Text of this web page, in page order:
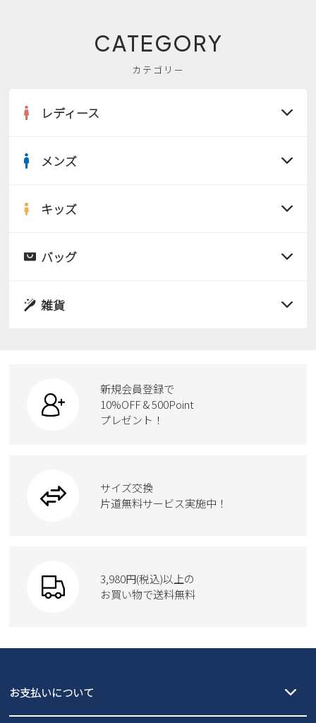
CATEGORY
カテゴリー
レディース
サンダル
スニーカー
カジュアルシューズ
ワークシューズ
ウェア
moz
メンズ
サンダル
ローファー
ブーツ
Parade
GAP
キッズ
サンダル
スクール
new balance
瞬足
バッグ
ボディバッグ
ハンドバッグ
トートバッグ
雑貨
ケア用品
新規会員登録で
10%OFF & 500Point
プレゼント！
サイズ交換
片道無料サービス実施中！
3,980円(税込)以上の
お買い物で送料無料
お支払いについて